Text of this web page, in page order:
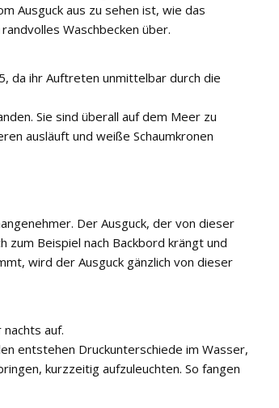
Ausguck aus zu sehen ist, wie das
Waschbecken über.
da ihr Auftreten unmittelbar durch die
Sie sind überall auf dem Meer zu
ausläuft und weiße Schaumkronen
Der Ausguck, der von dieser
zum Beispiel nach Backbord krängt und
wird der Ausguck gänzlich von dieser
auf.
entstehen Druckunterschiede im Wasser,
kurzzeitig aufzuleuchten. So fangen